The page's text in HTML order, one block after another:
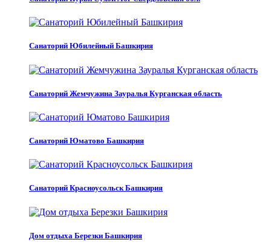
Санаторий Юбилейный Башкирия
Санаторий Жемчужина Зауралья Курганская область
Санаторий Юматово Башкирия
Санаторий Красноусольск Башкирия
Дом отдыха Березки Башкирия